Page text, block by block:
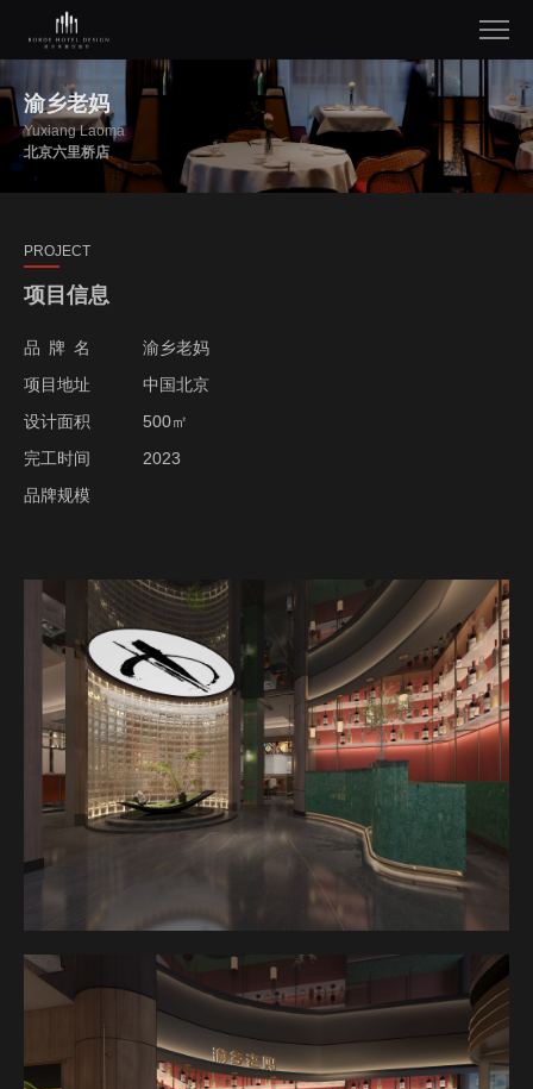
渝乡老妈
Yuxiang Laoma
北京六里桥店
PROJECT
项目信息
品牌名
渝乡老妈
项目地址
中国北京
设计面积
500㎡
完工时间
2023
品牌规模